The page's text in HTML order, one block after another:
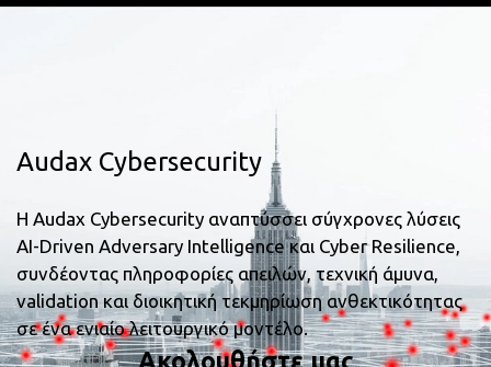
Audax Cybersecurity
Η Audax Cybersecurity αναπτύσσει σύγχρονες λύσεις
AI-Driven Adversary Intelligence και Cyber Resilience,
συνδέοντας πληροφορίες απειλών, τεχνική άμυνα,
validation και διοικητική τεκμηρίωση ανθεκτικότητας
σε ένα ενιαίο λειτουργικό μοντέλο.
Ακολουθήστε μας